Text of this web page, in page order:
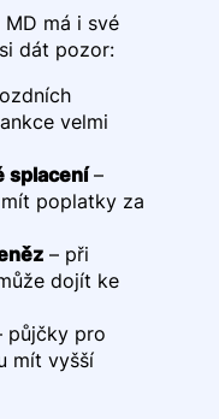
má i své
dát pozor:
velmi
splacení–
poplatky za
– při
dojít ke
půjčky pro
mít vyšší